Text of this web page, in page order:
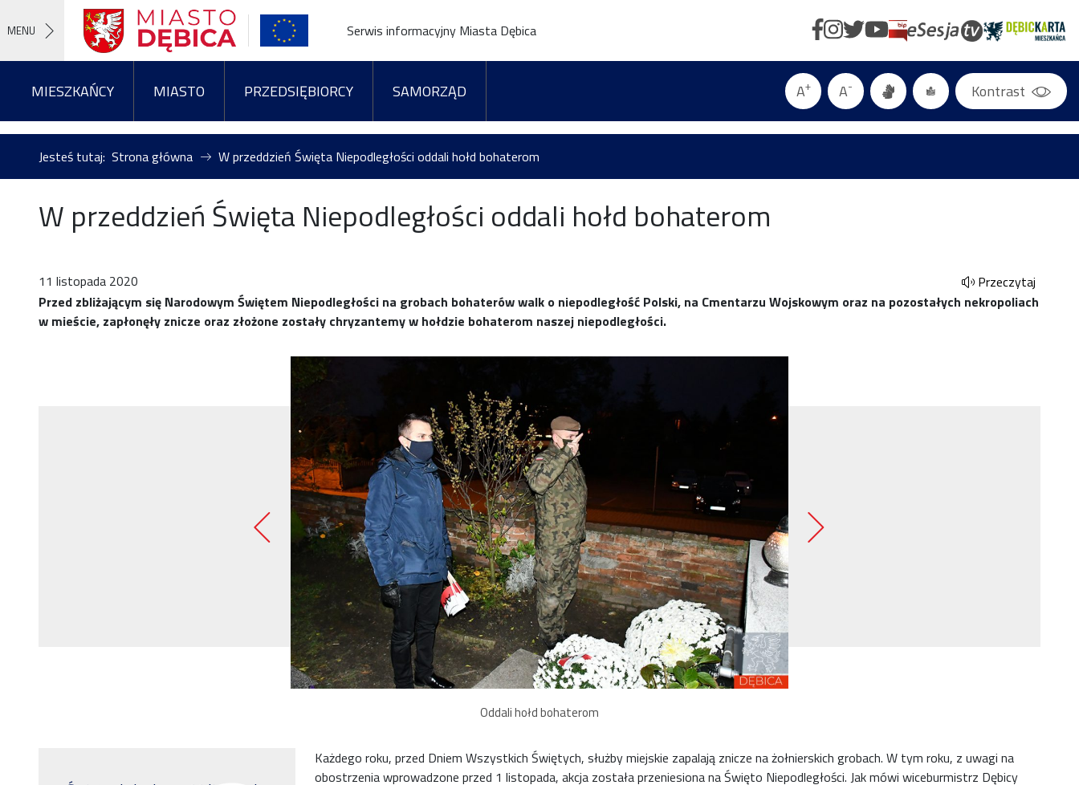
MENU Serwis informacyjny Miasta Dębica
MIESZKAŃCY MIASTO PRZEDSIĘBIORCY SAMORZĄD A+ A- Kontrast
Jesteś tutaj: Strona główna W przeddzień Święta Niepodległości oddali hołd bohaterom
W przeddzień Święta Niepodległości oddali hołd bohaterom
11 listopada 2020
Przeczytaj
Przed zbliżającym się Narodowym Świętem Niepodległości na grobach bohaterów walk o niepodległość Polski, na Cmentarzu Wojskowym oraz na pozostałych nekropoliach
w mieście, zapłonęły znicze oraz złożone zostały chryzantemy w hołdzie bohaterom naszej niepodległości.
Oddali hołd bohaterom
Każdego roku, przed Dniem Wszystkich Świętych, służby miejskie zapalają znicze na żołnierskich grobach. W tym roku, z uwagi na
obostrzenia wprowadzone przed 1 listopada, akcja została przeniesiona na Święto Niepodległości. Jak mówi wiceburmistrz Dębicy